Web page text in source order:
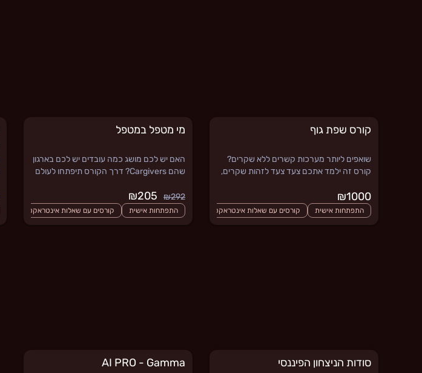
קורס שפת גוף
שואפים ליותר מערכות קשרים ללא שקרים?
קורס זה ילמד אתכם צעד צעד לזהות שקרים,
אתכם עוד פעם
₪1000
התפתחות אישית קורסים עם שאלות אינטראקטיביות
מי מטפל במטפל
האם יש לכם מושג כמה עובדים יש לכם בארגון
שהם Cargivers? דרך הקורס תיפתחו לעולם
קאופמן מרצה מנחה, ומייסדת המרכז לאומנות
השינוי.
₪292
התפתחות אישית קורסים עם שאלות אינטראקטיביות
סודות הניצחון הפיננסי AI PRO - Gamma